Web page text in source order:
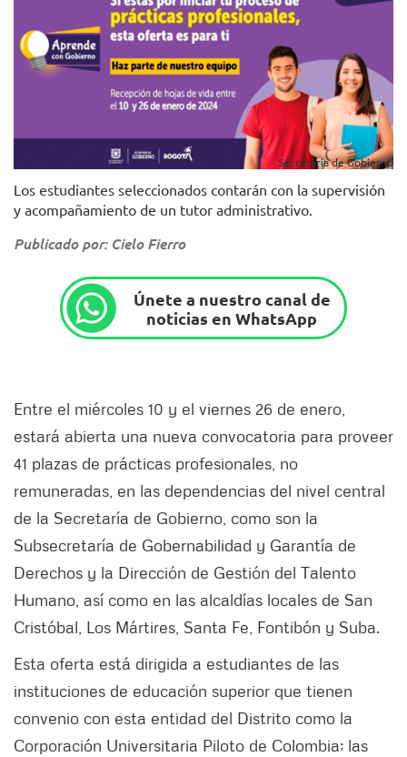
Secretaría de Gobierno
Los estudiantes seleccionados contarán con la supervisión
y acompañamiento de un tutor administrativo.
Publicado por: Cielo Fierro
Únete a nuestro canal de
noticias en WhatsApp
Entre el miércoles 10 y el viernes 26 de enero,
estará abierta una nueva convocatoria para proveer
41 plazas de prácticas profesionales, no
remuneradas, en las dependencias del nivel central
de la Secretaría de Gobierno, como son la
Subsecretaría de Gobernabilidad y Garantía de
Derechos y la Dirección de Gestión del Talento
Humano, así como en las alcaldías locales de San
Cristóbal, Los Mártires, Santa Fe, Fontibón y Suba.
Esta oferta está dirigida a estudiantes de las
instituciones de educación superior que tienen
convenio con esta entidad del Distrito como la
Corporación Universitaria Piloto de Colombia; las